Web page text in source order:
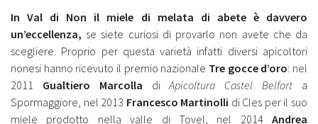
In Val di Non il miele di melata di abete è davvero
un’eccellenza, se siete curiosi di provarlo non avete che da
scegliere. Proprio per questa varietà infatti diversi apicoltori
nonesi hanno ricevuto il premio nazionale Tre gocce d’oro: nel
2011 Gualtiero Marcolla diApicoltura Castel Belfort a
Spormaggiore, nel 2013 Francesco Martinolli di Cles per il suo
miele prodotto nella valle di Tovel, nel 2014Andrea